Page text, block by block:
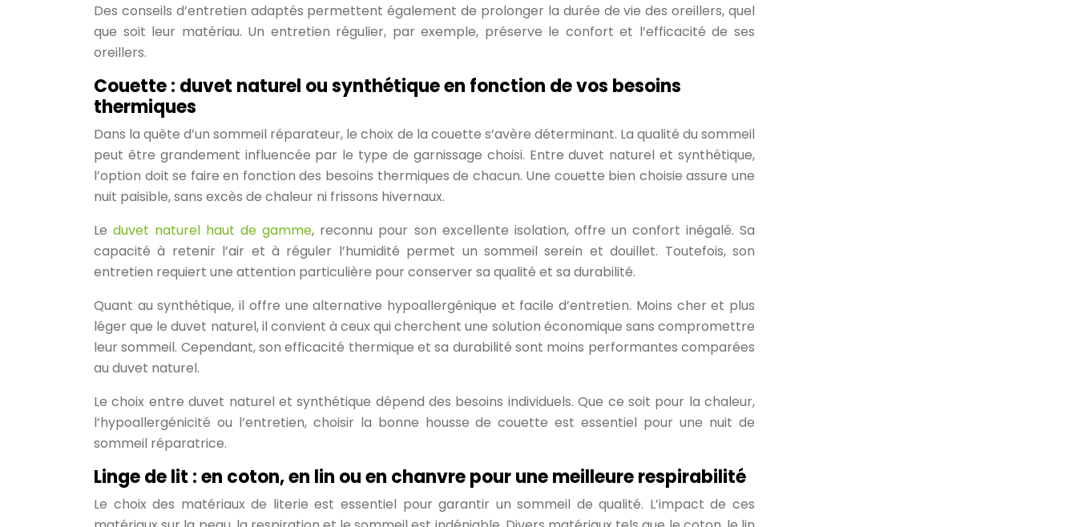
Des conseils d’entretien adaptés permettent également de prolonger la durée de vie des oreillers, quel
que soit leur matériau. Un entretien régulier, par exemple, préserve le confort et l’efficacité de ses
oreillers.
Couette : duvet naturel ou synthétique en fonction de vos besoins
thermiques
Dans la quête d’un sommeil réparateur, le choix de la couette s’avère déterminant. La qualité du sommeil
peut être grandement influencée par le type de garnissage choisi. Entre duvet naturel et synthétique,
l’option doit se faire en fonction des besoins thermiques de chacun. Une couette bien choisie assure une
nuit paisible, sans excès de chaleur ni frissons hivernaux.
Leduvet naturel haut de gamme, reconnu pour son excellente isolation, offre un confort inégalé. Sa
capacité à retenir l’air et à réguler l’humidité permet un sommeil serein et douillet. Toutefois, son
entretien requiert une attention particulière pour conserver sa qualité et sa durabilité.
Quant au synthétique, il offre une alternative hypoallergénique et facile d’entretien. Moins cher et plus
léger que le duvet naturel, il convient à ceux qui cherchent une solution économique sans compromettre
leur sommeil. Cependant, son efficacité thermique et sa durabilité sont moins performantes comparées
au duvet naturel.
Le choix entre duvet naturel et synthétique dépend des besoins individuels. Que ce soit pour la chaleur,
l’hypoallergénicité ou l’entretien, choisir la bonne housse de couette est essentiel pour une nuit de
sommeil réparatrice.
Linge de lit : en coton, en lin ou en chanvre pour une meilleure respirabilité
Le choix des matériaux de literie est essentiel pour garantir un sommeil de qualité. L’impact de ces